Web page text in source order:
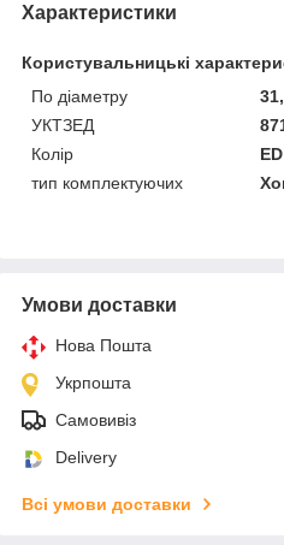
Характеристики
Користувальницькі
По діаметру
УКТЗЕД
Колір
ED
тип комплектуючих
Умови доставки
Нова Пошта
Укрпошта
Самовивіз
Delivery
Всі умови доставки